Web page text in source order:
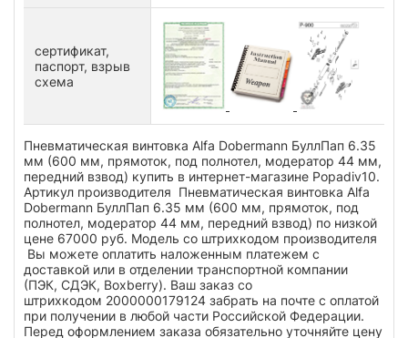
сертификат,
паспорт, взрыв
схема
Пневматическая винтовка Alfa Dobermann БуллПап 6.35
мм (600 мм, прямоток, под полнотел, модератор 44 мм,
передний взвод) купить в интернет-магазине Popadiv10.
Артикул производителя Пневматическая винтовка Alfa
Dobermann БуллПап 6.35 мм (600 мм, прямоток, под
полнотел, модератор 44 мм, передний взвод) по низкой
цене 67000 руб. Модель со штрихкодом производителя
Вы можете оплатить наложенным платежем с
доставкой или в отделении транспортной компании
(ПЭК, СДЭК, Boxberry). Ваш заказ со
штрихкодом 2000000179124 забрать на почте с оплатой
при получении в любой части Российской Федерации.
Перед оформлением заказа обязательно уточняйте цену